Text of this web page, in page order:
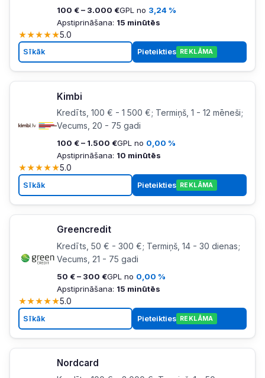
100 € – 3.000 €GPL no 3,24 %
Apstiprināšana: 15 minūtēs
★★★★★5.0
Sīkāk Pieteikties REKLĀMA
Kimbi
Kredīts, 100 € - 1 500 €; Termiņš, 1 - 12 mēneši;
Vecums, 20 - 75 gadi
100 € – 1.500 €GPL no 0,00 %
Apstiprināšana: 10 minūtēs
★★★★★5.0
Sīkāk Pieteikties REKLĀMA
Greencredit
Kredīts, 50 € - 300 €; Termiņš, 14 - 30 dienas;
Vecums, 21 - 75 gadi
50 € – 300 €GPL no 0,00 %
Apstiprināšana: 15 minūtēs
★★★★★5.0
Sīkāk Pieteikties REKLĀMA
Nordcard